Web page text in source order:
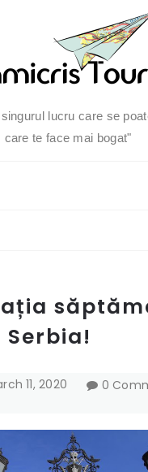
lucru care se
care te face mai bogat"
Serbia!
11,2020 0